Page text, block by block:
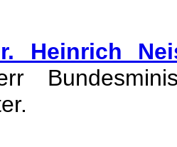
Heinrich